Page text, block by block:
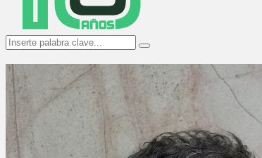
Search
for:
Search